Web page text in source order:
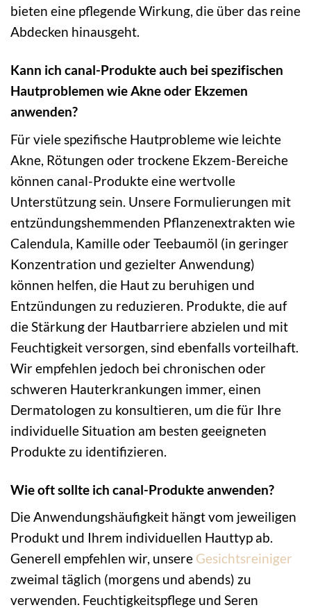
bieten eine pflegende Wirkung, die über das reine
Abdecken hinausgeht.
Kann ich canal-Produkte auch bei spezifischen
Hautproblemen wie Akne oder Ekzemen
anwenden?
Für viele spezifische Hautprobleme wie leichte
Akne, Rötungen oder trockene Ekzem-Bereiche
können canal-Produkte eine wertvolle
Unterstützung sein. Unsere Formulierungen mit
entzündungshemmenden Pflanzenextrakten wie
Calendula, Kamille oder Teebaumöl (in geringer
Konzentration und gezielter Anwendung)
können helfen, die Haut zu beruhigen und
Entzündungen zu reduzieren. Produkte, die auf
die Stärkung der Hautbarriere abzielen und mit
Feuchtigkeit versorgen, sind ebenfalls vorteilhaft.
Wir empfehlen jedoch bei chronischen oder
schweren Hauterkrankungen immer, einen
Dermatologen zu konsultieren, um die für Ihre
individuelle Situation am besten geeigneten
Produkte zu identifizieren.
Wie oft sollte ich canal-Produkte anwenden?
Die Anwendungshäufigkeit hängt vom jeweiligen
Produkt und Ihrem individuellen Hauttyp ab.
Generell empfehlen wir, unsere Gesichtsreiniger
zweimal täglich (morgens und abends) zu
verwenden. Feuchtigkeitspflege und Seren